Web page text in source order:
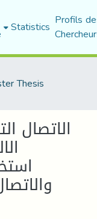
Statistics Profils
Thesis
الاتصال